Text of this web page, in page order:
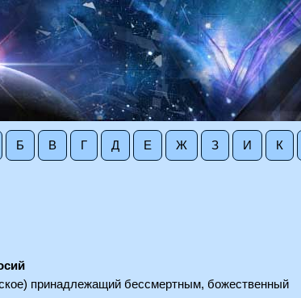
Б В Г Д Е Ж З И К
принадлежащий бессмертным, божественный